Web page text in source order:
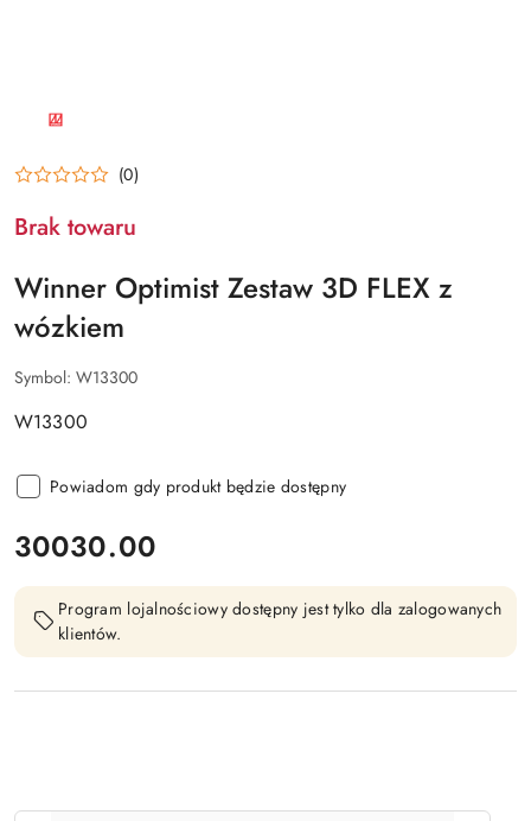
PRODUCENTA:
WINNER
(0)
Brak towaru
Winner Optimist Zestaw 3D FLEX z
wózkiem
Symbol: W13300
W13300
Powiadom gdy produkt będzie dostępny
cena:
30030.00
Program lojalnościowy dostępny jest tylko dla zalogowanych
klientów.